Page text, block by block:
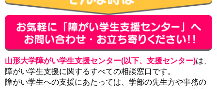
山形大学障がい学生支援センター(以下、支援センター)は、
障がい学生支援に関するすべての相談窓口です。
障がい学生への支援にあたっては、学部の先生方や事務の